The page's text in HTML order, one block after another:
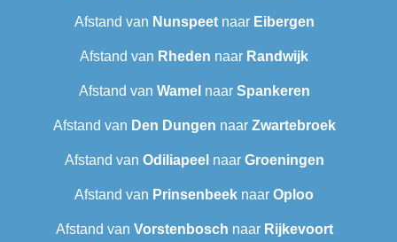
Afstand van Nunspeetnaar Eibergen
Afstand van Rheden naar Randwijk
Afstand van Wamel naar Spankeren
Afstand van Den Dungen naar Zwartebroek
Afstand van Odiliapeel naar Groeningen
Afstand van Prinsenbeek naar Oploo
Afstand van Vorstenbosch naar Rijkevoort